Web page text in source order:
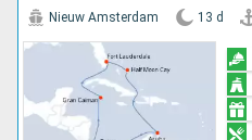
Nieuw Amsterdam 13 d